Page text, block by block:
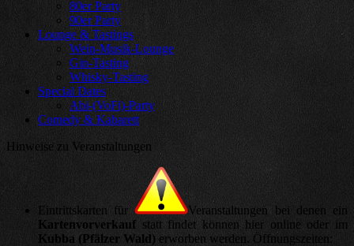
80er Party
90er Party
Lounge & Tastings
Wein-Musik-Lounge
Gin-Tasting
Whisky-Tasting
Special Dates
Abi-(VoFi)-Party
Comedy & Kabarett
Hinweise zu Veranstaltungen
Eintrittskarten für
Veranstaltungen bei denen ein
Kartenvorverkauf statt findet können hier online oder im
Kubba (Pfälzer Wald) erworben werden. Öffnungszeiten: